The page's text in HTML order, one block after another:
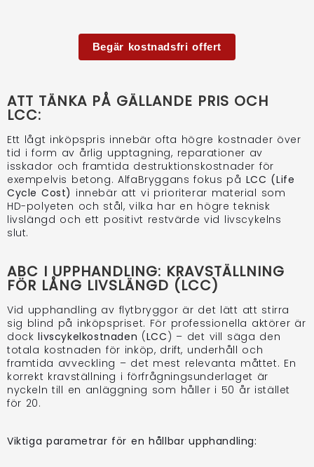
Begär kostnadsfri offert
ATT TÄNKA PÅ GÄLLANDE PRIS OCH
LCC:
Ett lågt inköpspris innebär ofta högre kostnader över
tid i form av årlig upptagning, reparationer av
isskador och framtida destruktionskostnader för
exempelvis betong. AlfaBryggans fokus på LCC (Life
Cycle Cost) innebär att vi prioriterar material som
HD-polyeten och stål, vilka har en högre teknisk
livslängd och ett positivt restvärde vid livscykelns
slut.
ABC I UPPHANDLING: KRAVSTÄLLNING
FÖR LÅNG LIVSLÄNGD (LCC)
Vid upphandling av flytbryggor är det lätt att stirra
sig blind på inköpspriset. För professionella aktörer är
docklivscykelkostnaden (LCC ) – det vill säga den
totala kostnaden för inköp, drift, underhåll och
framtida avveckling – det mest relevanta måttet. En
korrekt kravställning i förfrågningsunderlaget är
nyckeln till en anläggning som håller i 50 år istället
för 20.
Viktiga parametrar för en hållbar upphandling: